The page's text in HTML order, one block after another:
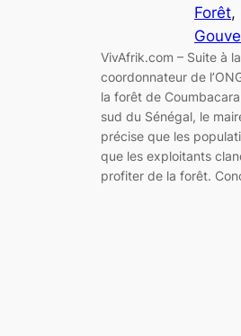
Forêt
VivAfrik.com – Suite à
coordonnateur de
la forêt de
sud du Sénégal, le
précise que les
que les exploitants
profiter de la forêt.